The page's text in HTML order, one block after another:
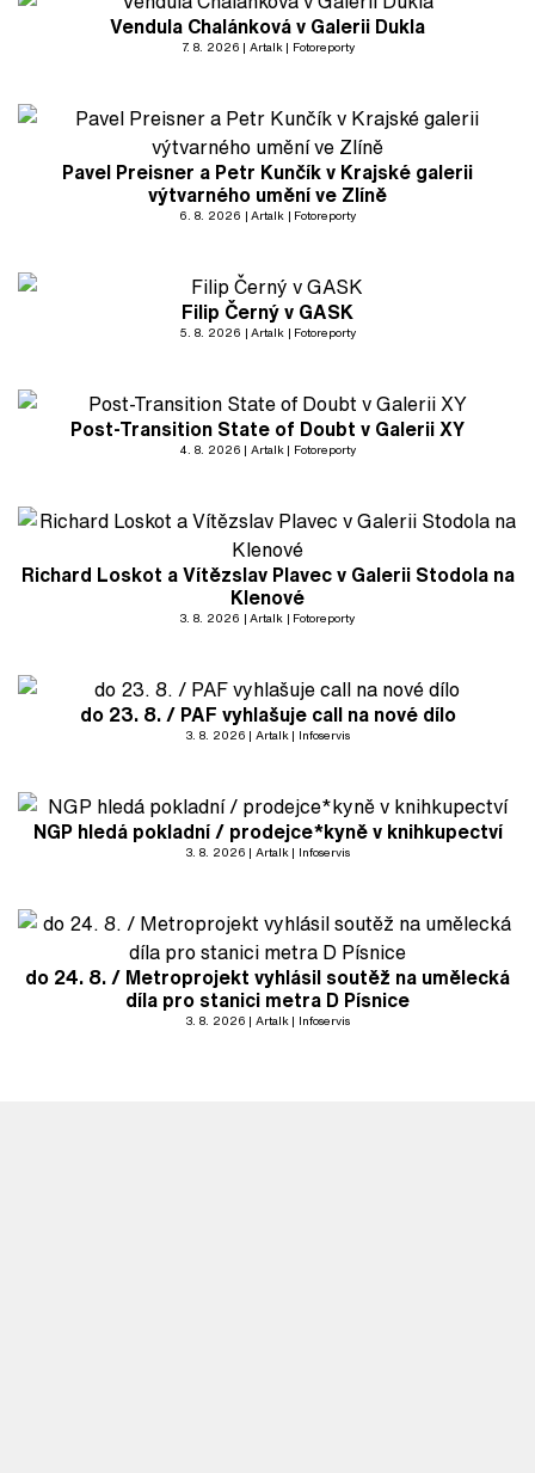
Vendula Chalánková v Galerii Dukla
7. 8. 2026 Artalk Fotoreporty
Pavel Preisner a Petr Kunčík v Krajské galerii
výtvarného umění ve Zlíně
6. 8. 2026 Artalk Fotoreporty
Filip Černý v GASK
5. 8. 2026 Artalk Fotoreporty
Post-Transition State of Doubt v Galerii XY
4. 8. 2026 Artalk Fotoreporty
Richard Loskot a Vítězslav Plavec v Galerii Stodola na
Klenové
3. 8. 2026 Artalk Fotoreporty
do 23. 8. / PAF vyhlašuje call na nové dílo
3. 8. 2026 Artalk Infoservis
NGP hledá pokladní / prodejce*kyně v knihkupectví
3. 8. 2026 Artalk Infoservis
do 24. 8. / Metroprojekt vyhlásil soutěž na umělecká
díla pro stanici metra D Písnice
3. 8. 2026 Artalk Infoservis